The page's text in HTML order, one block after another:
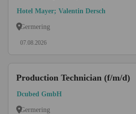
Hotel Mayer; Valentin Dersch
Germering
07.08.2026
Production Technician (f/m/d)
Dcubed GmbH
Germering